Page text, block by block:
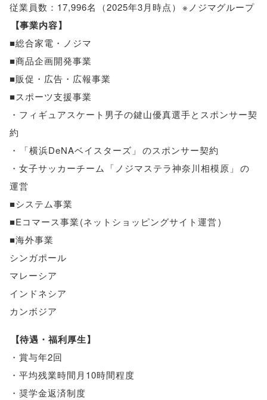
従業員数：17,996名
（2025年3月時点） ※ノジマグループ
【事業内容】
■総合家電・ノジマ
■商品企画開発事業
■販促・広告・広報事業
■スポーツ支援事業
・フィギュアスケート男子の鍵山優真選手とスポンサー契
約
・
「横浜DeNAベイスターズ 」 のスポンサー契約
・女子サッカーチーム 「 ノジマステラ神奈川相模原 」 の
運営
■システム事業
■Eコマース事業(ネットショッピングサイト運営)
■海外事業
シンガポール
マレーシア
インドネシア
カンボジア
【待遇・福利厚生】
・賞与年2回
・平均残業時間月10時間程度
・奨学金返済制度